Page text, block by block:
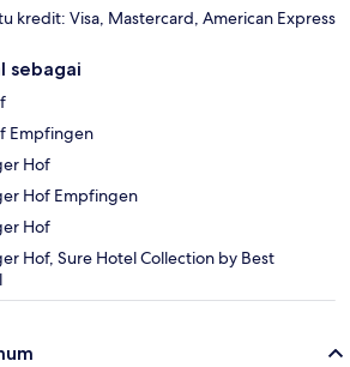
kredit: Visa, Mastercard, American Express
sebagai
Empfingen
Hof
Hof Empfingen
Hof
Hof, Sure Hotel Collection by Best